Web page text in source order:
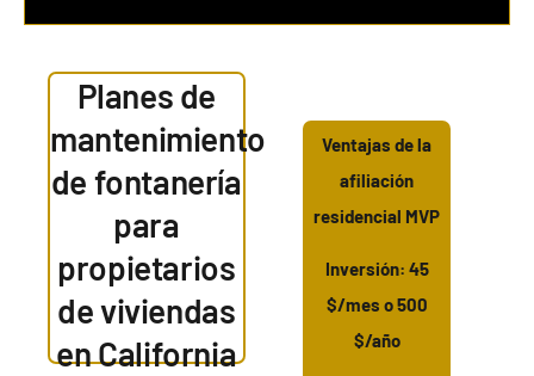
Planes de
mantenimiento
de fontanería
para
propietarios
de viviendas
en California
Ventajas de la
afiliación
residencial MVP
Inversión: 45
$/mes o 500
$/año